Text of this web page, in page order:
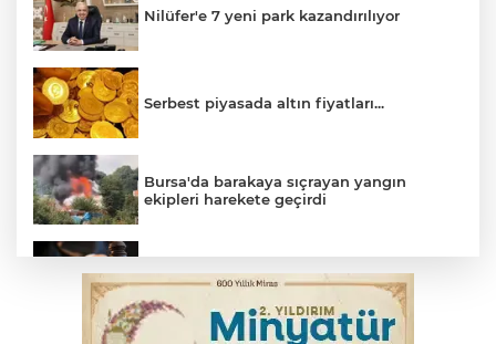
Nilüfer'e 7 yeni park kazandırılıyor
Serbest piyasada altın fiyatları...
Bursa'da barakaya sıçrayan yangın
ekipleri harekete geçirdi
Yargıtay’dan primle çalışanlara müjde